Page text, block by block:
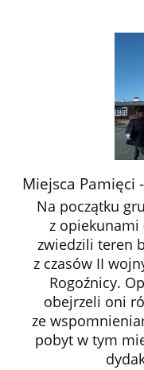
Miejsca Pamięci
Na początku
z opiekunami
zwiedzili teren
z czasów II
Rogoźnicy.
obejrzeli oni
ze
pobyt w tym